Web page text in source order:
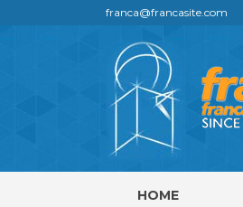
franca@francasite.com
HOME